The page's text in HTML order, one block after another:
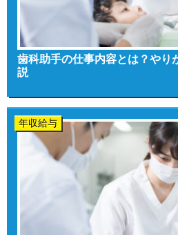
歯科助手の仕事内容とは？やり
説
年収給与